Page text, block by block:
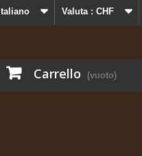
Valuta : CHF
Italiano
Carrello (vuoto)